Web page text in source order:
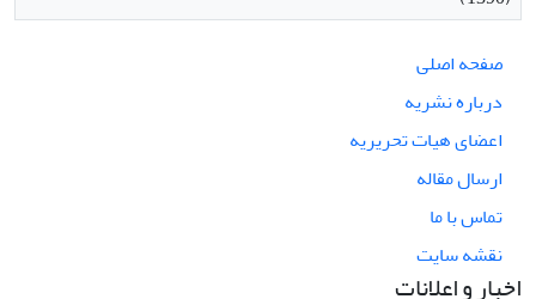
صفحه اصلی
درباره نشریه
اعضای هیات تحریریه
ارسال مقاله
تماس با ما
نقشه سایت
اخبار و اعلانات